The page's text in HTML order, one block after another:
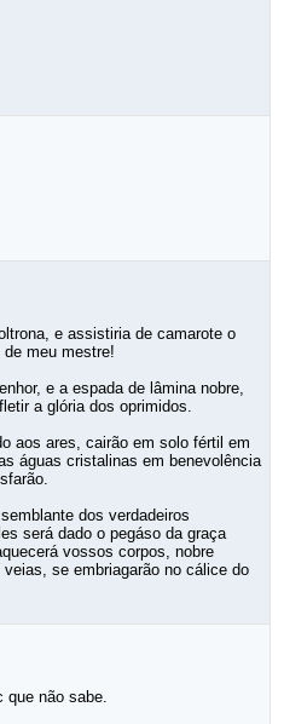
e assistiria de camarote o
meu mestre!
e a espada de lâmina nobre,
a glória dos oprimidos.
aos ares, cairão em solo fértil em
águas cristalinas em benevolência
dos verdadeiros
será dado o pegáso da graça
vossos corpos, nobre
se embriagarão no cálice do
que não sabe.